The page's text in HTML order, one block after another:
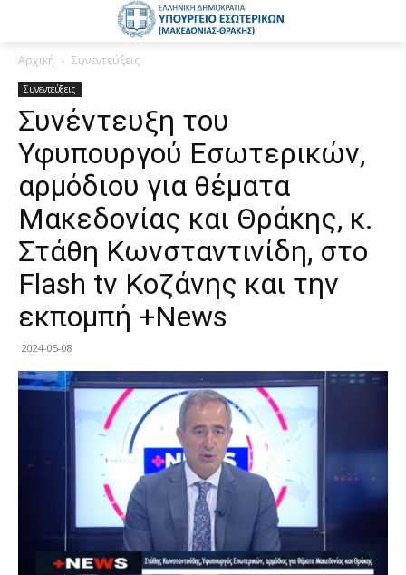
Αρχική Συνεντεύξεις
Συνεντεύξεις
Συνέντευξη του
Υφυπουργού Εσωτερικών,
αρμόδιου για θέματα
Μακεδονίας και Θράκης, κ.
Στάθη Κωνσταντινίδη, στο
Flash tv Κοζάνης και την
εκπομπή +News
2024-05-08